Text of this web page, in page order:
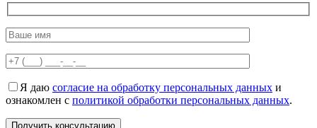
Я даю согласие на обработку персональных данных и
ознакомлен с политикой обработки персональных данных.